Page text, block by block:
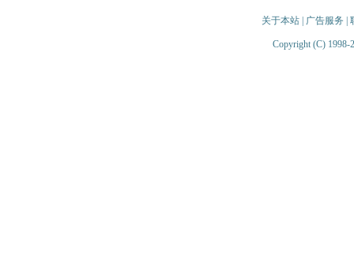
关于本站| 广告服务
Copyright (C) 1998-